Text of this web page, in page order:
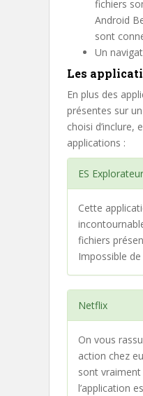
fichiers
Android
sont
Un
Les
En plus des
présentes sur
choisi d’inclure,
applications :
ES
Cette
fichiers
Impossible de
Netflix
On vous
action chez
sont vraiment
l’application